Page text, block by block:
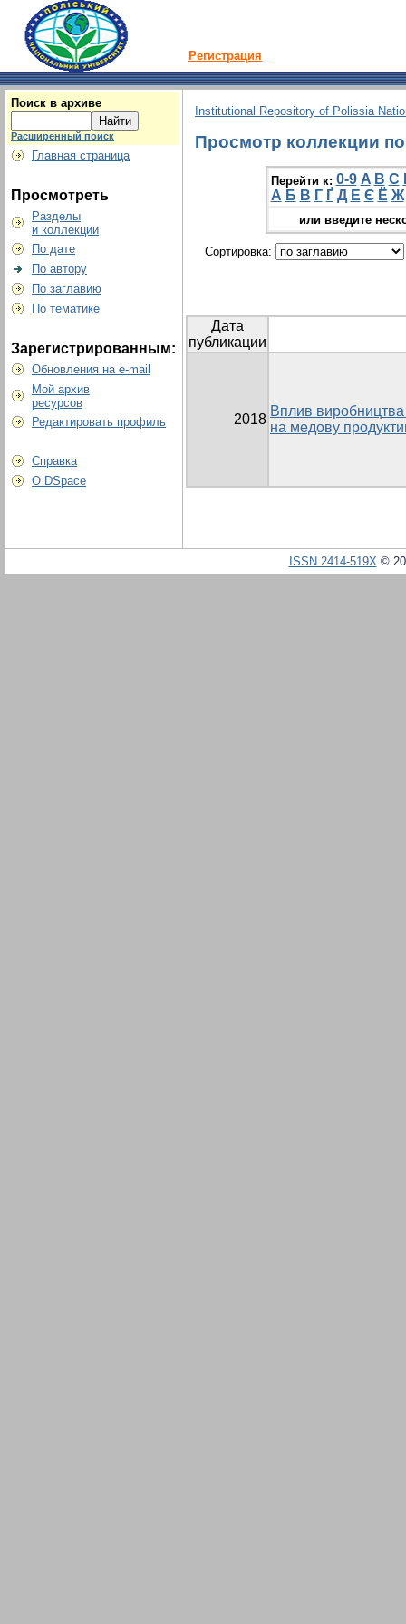
Регистрация
Поиск в архиве
Расширенный поиск
Главная страница
Просмотреть
Разделы
и коллекции
По дате
По автору
По заглавию
По тематике
Зарегистрированным:
Обновления на e-mail
Мой архив
ресурсов
Редактировать профиль
Справка
О DSpace
Institutional Repository of Polissia
Просмотр коллекции
Перейти к: 0-9 A B C
А Б В Г Ґ Д Е Є Ё Ж
или введите
Сортировка:
Дата
публикации
2018
Вплив виробництва
на медову
ISSN 2414-519X©